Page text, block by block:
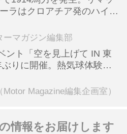
ラはクロアチア発のハイパ
】
ーマガジン編集部
ント「空を見上げて IN 東
りに開催。熱気球体験搭
Magazine編集企画室）
情報をお届けします